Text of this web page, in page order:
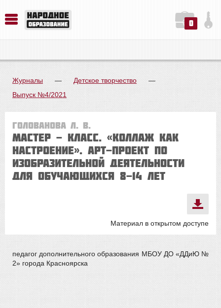
0
Журналы — Детское творчество
—
Выпуск №4/2021
Голованова Л. В.
Мастер - класс. «Коллаж как
настроение». АРТ-ПРОЕКТ ПО
ИЗОБРАЗИТЕЛЬНОЙ ДЕЯТЕЛЬНОСТИ
ДЛЯ ОБУЧАЮЩИХСЯ 8-14 ЛЕТ
Материал в открытом доступе
педагог дополнительного образования МБОУ ДО «ДДиЮ №
2» города Красноярска